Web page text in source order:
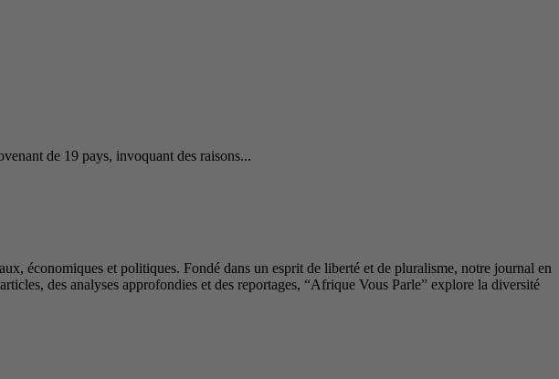
de 19 pays, invoquant des raisons...
économiques et politiques. Fondé dans un esprit de liberté et de pluralisme, notre journal en
des analyses approfondies et des reportages, “Afrique Vous Parle” explore la diversité